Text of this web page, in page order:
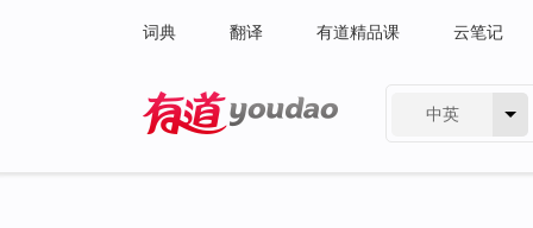
词典 翻译 有道精品课 云笔记
中英